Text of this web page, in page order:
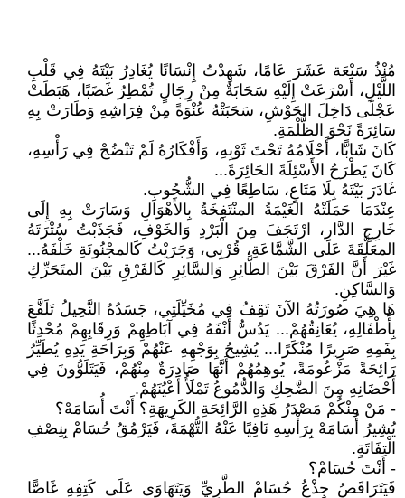
مُنْذُ سَبْعَة عَشَرَ عَامًا، شَهِدْتُ إِنْسَانًا يُغَادِرُ بَيْتَهُ فِي قَلْبِ
اللَّيْلِ، أَسْرَعَتْ إِلَيْهِ سَحَابَةٌ مِنْ رِجَالٍ تُمْطِرُ غَضَبًا، هَبَطَتْ
عَجْلَى دَاخِلَ الحَوْشِ، سَحَبَتْهُ عُنْوَةً مِنْ فِرَاشِهِ وَطَارَتْ بِهِ
سَائِرَةً نَحْوَ الظُّلْمَةِ.
كَانَ شَابًّا، أَحْلَامُهُ تَحْتَ ثَوْبِهِ، وَأَفْكَارُهُ لَمْ تَنْضُجْ فِي رَأْسِهِ،
كَانَ يَطْرَحُ الأَسْئِلَةَ الحَائِرَةَ...
غَادَرَ بَيْتَهُ بِلَا مَتَاعٍ، سَاطِعًا فِي الشُّحُوبِ.
عِنْدَمَا حَمَلَتْهُ الغَيْمَةُ المنْتَفِخَةُ بِالأَهْوَالِ وَسَارَتْ بِهِ إِلَى
خَارِجِ الدَّارِ، ارْتَجَفَ مِنَ الْبَرْدِ وَالخَوْفِ، فَجَذَبْتُ سُتْرَتَهُ
المعَلَّقَةَ عَلَى الشَّمَّاعَةِ، قُرْبِي، وَجَرَيْتُ كَالمجْنُونَةِ خَلْفَهُ...
غَيْرَ أَنَّ الفَرْقَ بَيْنَ الطَّائِرِ وَالسَّائِرِ كَالفَرْقِ بَيْنَ المتَحَرِّكِ
وَالسَّاكِنِ.
هَا هِيَ صُورَتُهُ الآنَ تَقِفُ فِي مُخَيِّلَتِي، جَسَدُهُ النَّحِيلُ تَلَفَّعَ
بِأَطْفَالِهِ، يُعَانِقُهُمْ... يَدُسُّ أَنْفَهُ فِي آبَاطِهِمْ وَرِقَابِهِمْ مُحْدِثًا
بِفَمِهِ صَرِيرًا مُنْكَرًا... يُشِيحُ بِوَجْهِهِ عَنْهُمْ وَبِرَاحَةِ يَدِهِ يُطَيِّرُ
رَائِحَةً مَزْعُومَةً، يُوهِمُهُمْ أَنَّهَا صَادِرَةٌ مِنْهُمْ، فَيَتَلَوُّونَ فِي
أَحْضَانِهِ مِنَ الضَّحِكِ وَالدُّمُوعُ تَمْلَأُ أَعْيُنَهُمْ.
- مَنْ مِنْكُمْ مَصْدَرُ هَذِهِ الرَّائِحَةِ الكَرِيهَةِ؟ أَنْتَ أُسَامَهْ؟
يُشِيرُ أُسَامَهْ بِرَأْسِهِ نَافِيًا عَنْهُ التُّهْمَةَ، فَيَرْمُقُ حُسَامْ بِنِصْفِ
الْتِفَاتَةٍ.
- أَنْتَ حُسَامْ؟
فَيَتَرَاقَصُ جِذْعُ حُسَامْ الطَّرِيِّ وَيَتَهَاوَى عَلَى كَتِفِهِ غَاصًّا